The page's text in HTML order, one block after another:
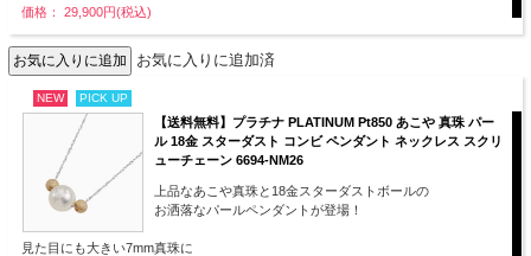
価格： 29,900円(税込)
お気に入りに追加済
NEW PICK UP
【送料無料】プラチナ PLATINUM Pt850 あこや 真珠 パー
ル 18金 スターダスト コンビ ペンダント ネックレス スクリ
ューチェーン 6694-NM26
上品なあこや真珠と18金スターダストボールの
お洒落なパールペンダントが登場！
見た目にも大きい7mm真珠に